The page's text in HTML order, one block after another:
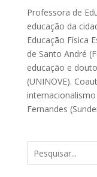
Professora de
educação da
Educação Física
de Santo André
educação e
(UNINOVE).
Fernandes